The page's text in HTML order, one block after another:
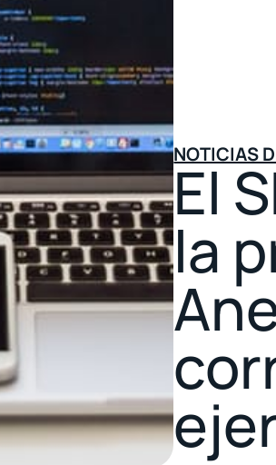
NOTICIAS
El
la